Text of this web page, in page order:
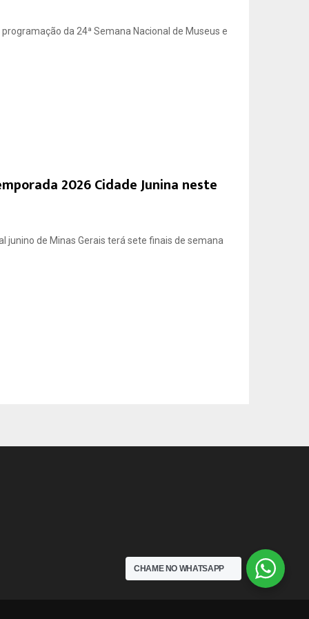
da 24ª Semana Nacional de Museus e
2026 Cidade Junina neste
junino de Minas Gerais terá sete finais de semana
CHAME NO WHATSAPP